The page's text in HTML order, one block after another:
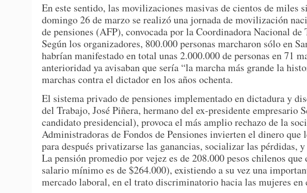
En este sentido, las movilizaciones masivas de cientos de miles
domingo 26 de marzo se realizó una jornada de movilización
de pensiones (AFP), convocada por la Coordinadora Nacional de
Según los organizadores, 800.000 personas marcharon sólo en
habrían manifestado en total unas 2.000.000 de personas en 71
anterioridad ya avisaban que sería “la marcha más grande la
marchas contra el dictador en los años ochenta.
El sistema privado de pensiones implementado en dictadura y
del Trabajo, José Piñera, hermano del ex-presidente empresario
candidato presidencial), provoca el más amplio rechazo de la
Administradoras de Fondos de Pensiones invierten el dinero que
para después privatizarse las ganancias, socializar las pérdidas,
La pensión promedio por vejez es de 208.000 pesos chilenos
salario mínimo es de $264.000), existiendo a su vez una
mercado laboral, en el trato discriminatorio hacia las mujeres en